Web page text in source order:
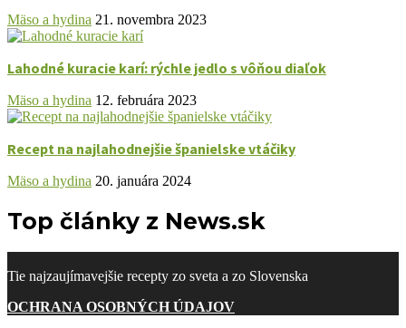
Mäso a hydina 21. novembra 2023
Lahodné kuracie karí: rýchle jedlo s vôňou diaľok
Mäso a hydina 12. februára 2023
Recept na najlahodnejšie španielske vtáčiky
Mäso a hydina 20. januára 2024
Top články z News.sk
Tie najzaujímavejšie recepty zo sveta a zo Slovenska
OCHRANA OSOBNÝCH ÚDAJOV